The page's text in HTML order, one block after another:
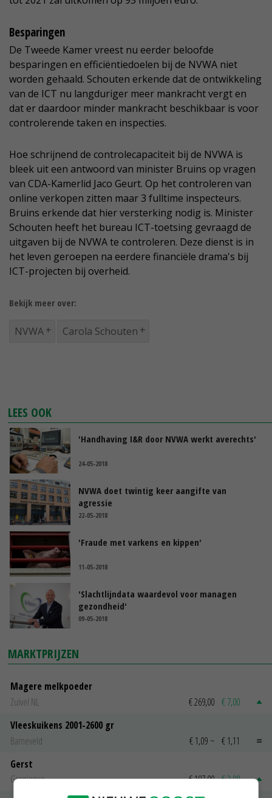
Besparingen
De Tweede Kamer vreest nu eerder beloofde
besparingen en efficiëntiedoelen bij de NVWA niet
worden gehaald. Schouten erkende dat de ontwikkeling
van de ICT nu langduriger meer mankracht vergt en
dat er daardoor minder mankracht beschikbaar is voor
controlerende taken en inspecties.
Hoe schrijnend de controlecapaciteit bij de NVWA is
bleek uit een antwoord van minister Bruins op vragen
van CDA-Kamerlid Jaco Geurt. Op het controleren van
online verkopen zitten maar 3 fulltime inspecteurs.
Bruins erkende dat hier versterking nodig is. Minister
Schouten heeft het bureau ICT-toetsing gevraagd de
uitgaven bij de NVWA te controleren. Deze dienst is in
het leven geroepen na eerdere financiële drama's bij
ICT-projecten bij overheid.
Bekijk meer over:
NVWA Carola Schouten
LEES OOK
'Handhaving I&R door NVWA werkt averechts'
24-05-2018
NVWA doet twintig keer aangifte van
agressie
22-05-2018
'Fraude met varkens en kippen'
11-05-2018
'Slachtlijndata waardevol voor managen
gezondheid'
09-05-2018
MARKTPRIJZEN
Magere melkpoeder
Zuivel NL
€ 269,00 € 7,00
Vleeskuikens 2001-2600 gr
Barneveld
€ 1,09 ~ € 1,11
Gerst
Groningen
€ 197,00 € 2,00